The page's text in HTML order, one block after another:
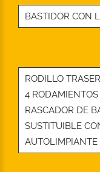
BASTIDOR CON
RODILLO
4
RASCADOR DE
SUSTITUIBLE
AUTOLIMPIANTE